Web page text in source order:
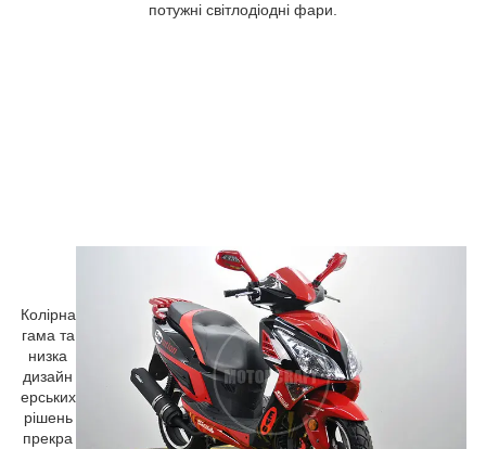
потужні світлодіодні фари.
Колірна
гама та
низка
дизайн
ерських
рішень
прекра